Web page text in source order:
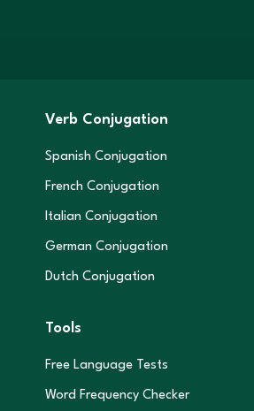
Verb Conjugation
Spanish Conjugation
French Conjugation
Italian Conjugation
German Conjugation
Dutch Conjugation
Tools
Free Language Tests
Word Frequency Checker